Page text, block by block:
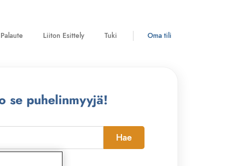
Palaute Liiton Esittely Tuki Oma tili
se puhelinmyyjä!
Hae